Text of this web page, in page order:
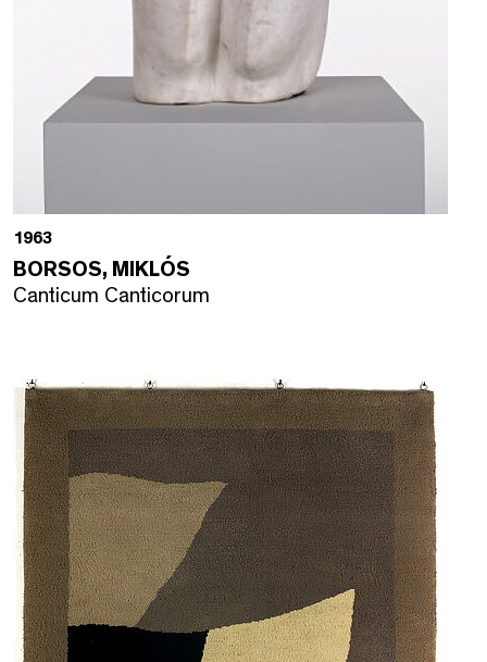
1963
BORSOS, MIKLÓS
Canticum Canticorum